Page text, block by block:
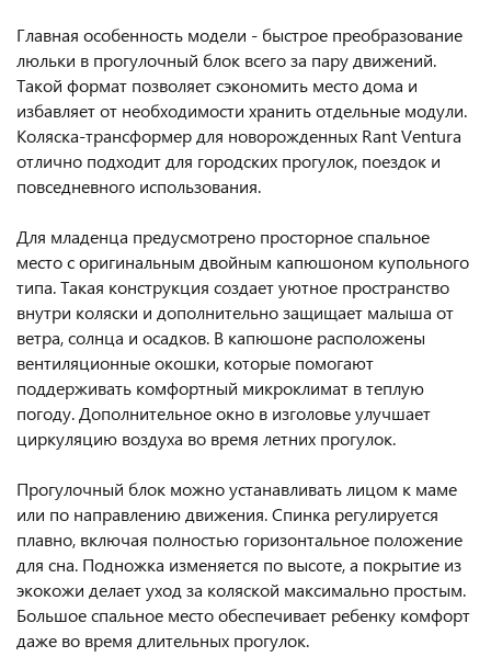
Главная особенность модели - быстрое преобразование
люльки в прогулочный блок всего за пару движений.
Такой формат позволяет сэкономить место дома и
избавляет от необходимости хранить отдельные модули.
Коляска-трансформер для новорожденных Rant Ventura
отлично подходит для городских прогулок, поездок и
повседневного использования.
Для младенца предусмотрено просторное спальное
место с оригинальным двойным капюшоном купольного
типа. Такая конструкция создает уютное пространство
внутри коляски и дополнительно защищает малыша от
ветра, солнца и осадков. В капюшоне расположены
вентиляционные окошки, которые помогают
поддерживать комфортный микроклимат в теплую
погоду. Дополнительное окно в изголовье улучшает
циркуляцию воздуха во время летних прогулок.
Прогулочный блок можно устанавливать лицом к маме
или по направлению движения. Спинка регулируется
плавно, включая полностью горизонтальное положение
для сна. Подножка изменяется по высоте, а покрытие из
экокожи делает уход за коляской максимально простым.
Большое спальное место обеспечивает ребенку комфорт
даже во время длительных прогулок.